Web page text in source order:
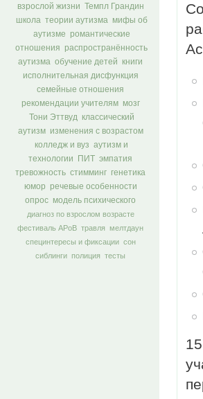
взрослой жизни
Темпл Грандин
школа теории аутизма
мифы об
аутизме
романтические
отношения
распространённость
аутизма обучение детей
книги
исполнительная дисфункция
семейные отношения
рекомендации учителям
мозг
Тони Эттвуд
классический
аутизм
изменения с возрастом
колледж и вуз аутизм и
технологии
ПИТ
эмпатия
тревожность стимминг генетика
юмор
речевые особенности
опрос модель психического
диагноз по взрослом возрасте
фестиваль АРоВ травля мелтдаун
специнтересы и фиксации сон
сиблинги полиция тесты